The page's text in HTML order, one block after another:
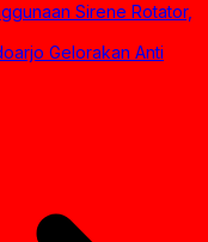
Sirene Rotator,
Gelorakan Anti